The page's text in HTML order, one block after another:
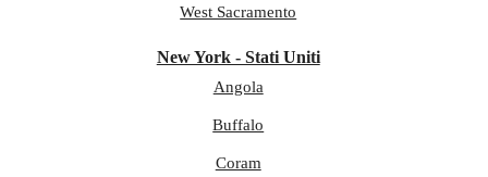
West Sacramento
New York - Stati Uniti
Angola
Buffalo
Coram